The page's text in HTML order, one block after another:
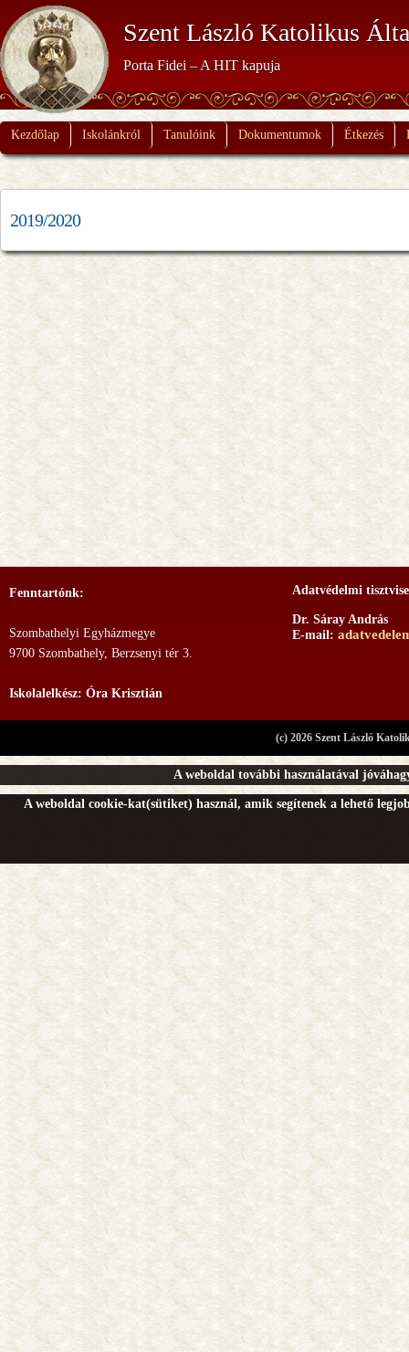
Szent László Katolikus
Porta Fidei – A HIT kapuja
Kezdőlap Iskolánkról Tanulóink Dokumentumok Étkezés
2019/2020
Fenntartónk:
Szombathelyi Egyházmegye
9700 Szombathely, Berzsenyi tér 3.
Iskolalelkész: Óra Krisztián
Adatvédelmi
Dr. Sáray András
E-mail:
(c) 2026 Szent László
A weboldal további használatával
A weboldal cookie-kat(sütiket) használ, amik segítenek a lehető